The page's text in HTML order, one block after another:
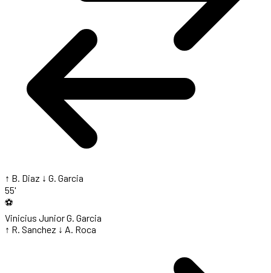
↑ B. Diaz ↓ G. Garcia
55'
⚽
Vinicius JuniorG. Garcia
↑ R. Sanchez ↓ A. Roca